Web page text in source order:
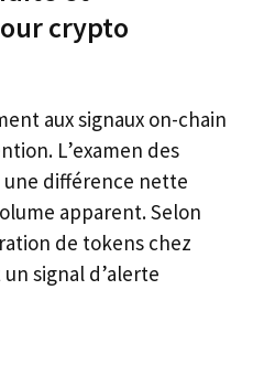
crypto
aux signaux on-chain
L’examen des
différence nette
apparent. Selon
de tokens chez
signal d’alerte